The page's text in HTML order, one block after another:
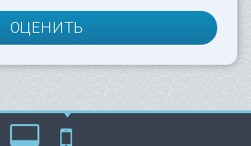
ОЦЕНИТЬ